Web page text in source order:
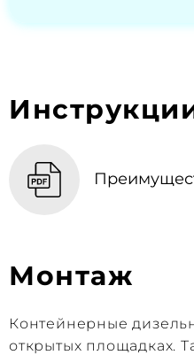
Монтаж
Контейнерные
открытых площадках.